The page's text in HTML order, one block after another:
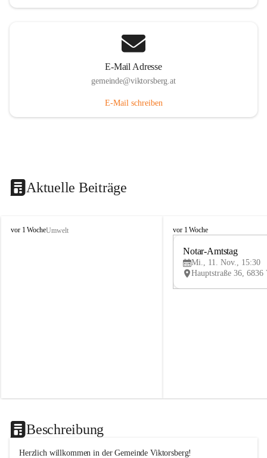
E-Mail Adresse
gemeinde@viktorsberg.at
E-Mail schreiben
Aktuelle Beiträge
V
vor 1 WocheUmwelt
V
vor 1 Woche
Notar-Amtstag
Mi., 11. Nov., 15:30
Beschreibung
Herzlich willkommen in der Gemeinde Viktorsberg!